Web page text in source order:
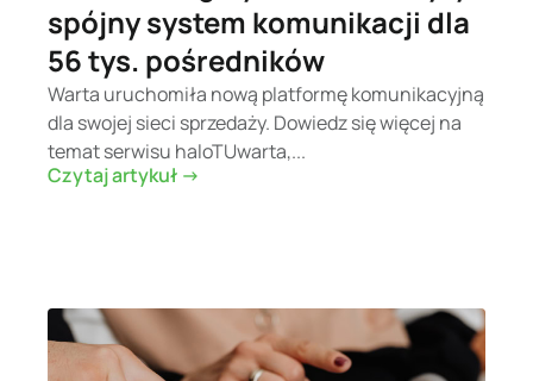
spójny system komunikacji dla
56 tys. pośredników
Warta uruchomiła nową platformę komunikacyjną
dla swojej sieci sprzedaży. Dowiedz się więcej na
temat serwisu haloTUwarta,...
Czytaj artykuł ->